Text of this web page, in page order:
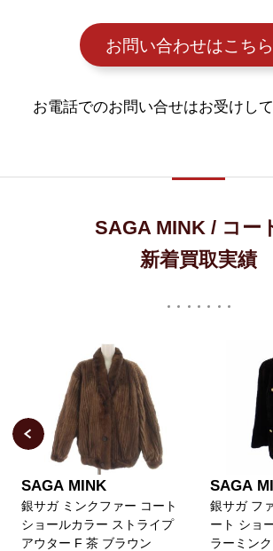
お問い合わせはこちら
お電話でのお問い合せはお受けして
SAGA MINK / コー
新着買取実績
SAGA MINK
銀サガ ミンクファー コート
ショールカラー ストライプ
アウター F 茶 ブラウン
SAGA
銀サガ フ
ート ショ
ラーミン